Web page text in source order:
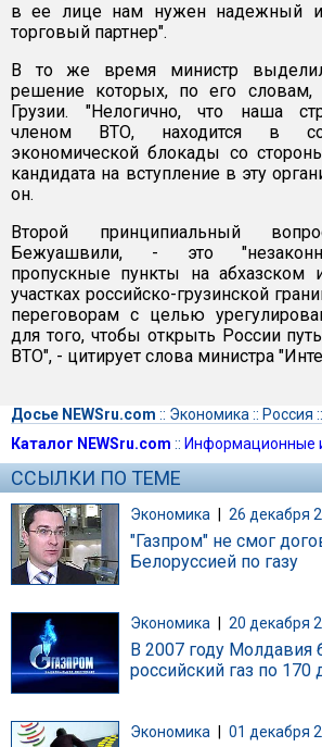
в ее лице нам нужен надежный и
торговый партнер".
В то же время министр
решение которых, по его
Грузии. "Нелогично, что наша
членом ВТО, находится в
экономической блокады со
кандидата на вступление в эту
он.
Второй принципиальный
Бежуашвили, - это
пропускные пункты на абхазском
участках российско-грузинской
переговорам с целью
для того, чтобы открыть России
ВТО", - цитирует слова министра
Досье NEWSru.com :: Экономика :: Россия ::
Каталог NEWSru.com :: Информационные
ССЫЛКИ ПО ТЕМЕ
Экономика | 26 декабря
"Газпром" не смог
Белоруссией по газу
Экономика 20 декабря
В 2007 году Молдавия
российский газ по 170
Экономика 01 декабря